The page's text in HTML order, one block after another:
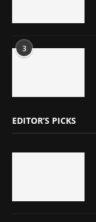
3
EDITOR’S PICKS